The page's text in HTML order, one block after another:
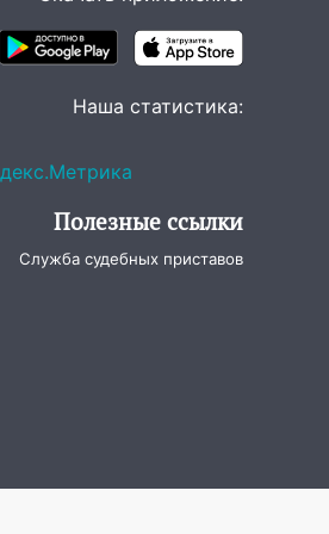
Наша статистика:
Полезные ссылки
Служба судебных приставов